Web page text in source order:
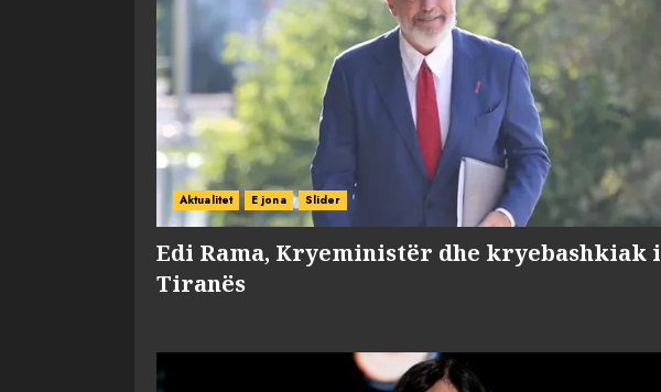
Aktualitet E jona Slider
Edi Rama, Kryeministër dhe kryebashkiak i
Tiranës